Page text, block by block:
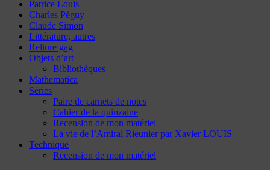
Patrice Louis
Charles Péguy
Claude Simon
Littérature, autres
Reliure gag
Objets d’art
Bibliothèques
Mathematica
Séries
Paire de carnets de notes
Cahier de la quinzaine
Recension de mon matériel
La vie de l’Amiral Rieunier par Xavier LOUIS
Technique
Recension de mon matériel